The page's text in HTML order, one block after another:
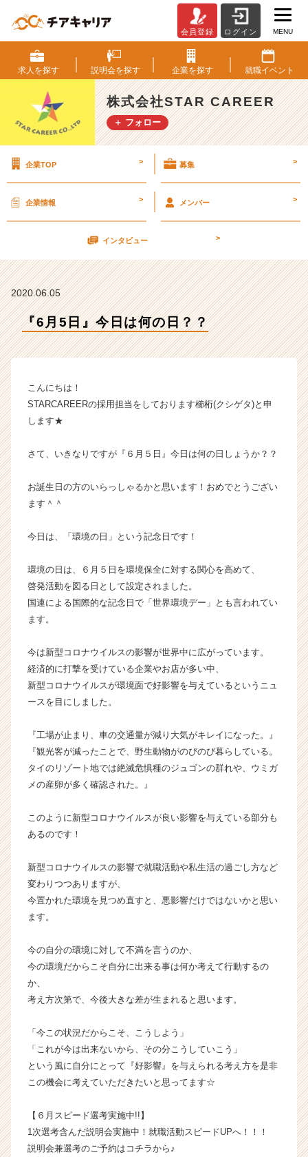
月
5
日』
今
日
は
【株
社
S
R
E
タ
イ
|
ャ
成
長
企
ス
カ
ウ
届
く
活
サ
ト
キ
リ
ア
e
e
a
e
e
r）
会員登録 ログイン MENU
求人を探す 説明会を探す 企業を探す 就職イベント
株式会社STAR CAREER
＋ フォロー
企業TOP > 募集 >
企業情報 > メンバー >
インタビュー >
2020.06.05
『6月5日』今日は何の日？？
こんにちは！
STARCAREERの採用担当をしております櫛桁(クシゲタ)と申
します★
さて、いきなりですが『６月５日』今日は何の日しょうか？？
お誕生日の方のいらっしゃるかと思います！おめでとうござい
ます＾＾
今日は、「環境の日」という記念日です！
環境の日は、６月５日を環境保全に対する関心を高めて、
啓発活動を図る日として設定されました。
国連による国際的な記念日で「世界環境デー」とも言われてい
ます。
今は新型コロナウイルスの影響が世界中に広がっています。
経済的に打撃を受けている企業やお店が多い中、
新型コロナウイルスが環境面で好影響を与えているというニュ
ースを目にしました。
『工場が止まり、車の交通量が減り大気がキレイになった。』
『観光客が減ったことで、野生動物がのびのび暮らしている。
タイのリゾート地では絶滅危惧種のジュゴンの群れや、ウミガ
メの産卵が多く確認された。』
このように新型コロナウイルスが良い影響を与えている部分も
あるのです！
新型コロナウイルスの影響で就職活動や私生活の過ごし方など
変わりつつありますが、
今置かれた環境を見つめ直すと、悪影響だけではないかと思い
ます。
今の自分の環境に対して不満を言うのか、
今の環境だからこそ自分に出来る事は何か考えて行動するの
か、
考え方次第で、今後大きな差が生まれると思います。
「今この状況だからこそ、こうしよう」
「これが今は出来ないから、その分こうしていこう」
という風に自分にとって『好影響』を与えられる考え方を是非
この機会に考えていただきたいと思ってます☆
【６月スピード選考実施中!!】
1次選考含んだ説明会実施中！就職活動スピードUPへ！！！
説明会兼選考のご予約はコチラから♪